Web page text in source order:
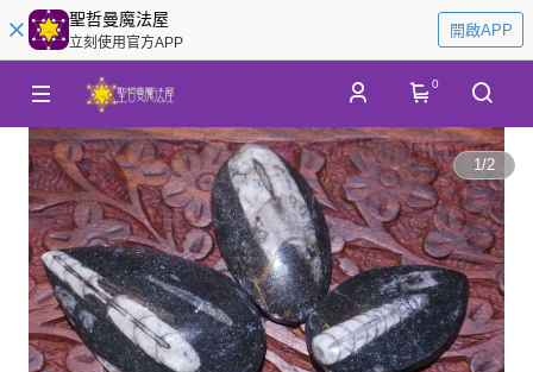
聖哲曼魔法屋
立刻使用官方APP
開啟APP
0
1/2